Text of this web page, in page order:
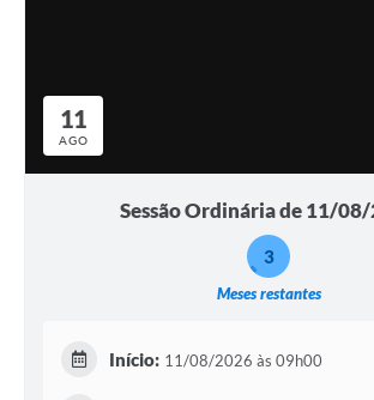
11
AGO
Sessão Ordinária de 11/
Meses restantes
3
Início: 11/08/2026 às 09h00